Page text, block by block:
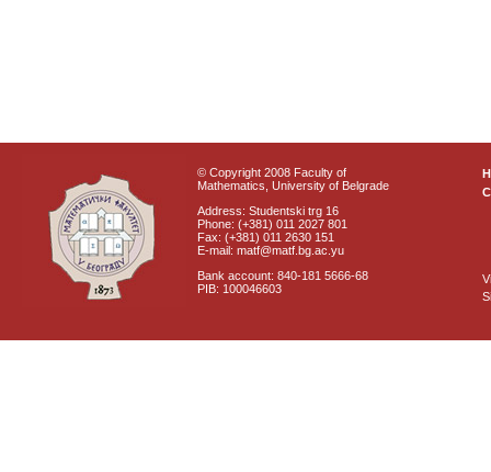
© Copyright 2008 Faculty of
Mathematics, University of Belgrade
Address: Studentski trg 16
Phone: (+381) 011 2027 801
Fax: (+381) 011 2630 151
E-mail: matf@matf.bg.ac.yu
Bank account: 840-181 5666-68
PIB: 100046603